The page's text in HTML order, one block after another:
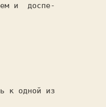
и  доспе-